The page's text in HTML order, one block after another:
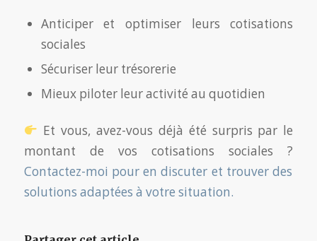
Anticiper et optimiser leurs cotisations
sociales
Sécuriser leur trésorerie
Mieux piloter leur activité au quotidien
Et vous, avez-vous déjà été surpris par le
montant de vos cotisations sociales ?
Contactez-moi pour en discuter et trouver des
solutions adaptées à votre situation.